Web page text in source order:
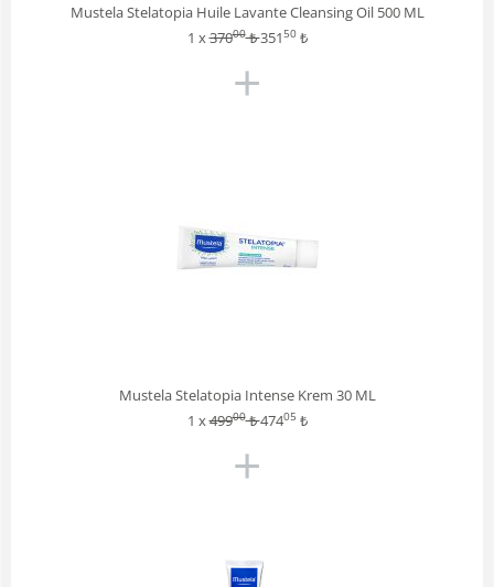
Mustela Stelatopia Huile Lavante Cleansing Oil 500 ML
1 x37000₺35150₺
+
Mustela Stelatopia Intense Krem 30 ML
1 x49900₺47405 ₺
+